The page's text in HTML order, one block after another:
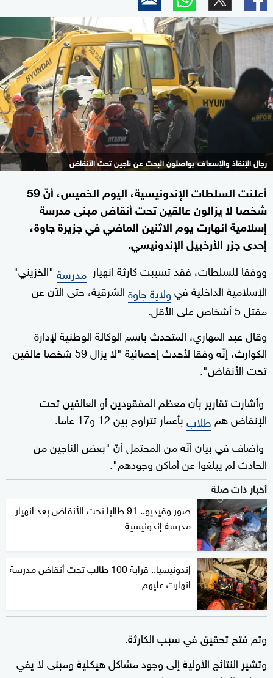
رجال الإنقاذ والإسعاف يواصلون البحث عن ناجين تحت الأنقاض
أعلنت السلطات الإندونيسية، اليوم الخميس، أنّ 59
شخصا لا يزالون عالقين تحت أنقاض مبنى مدرسة
إسلامية انهارت يوم الاثنين الماضي في جزيرة جاوة،
إحدى جزر الأرخبيل الإندونيسي.
ووفقا للسلطات، فقد تسببت كارثة انهيار مدرسة "الخزيني"
الإسلامية الداخلية فيولاية جاوةالشرقية، حتى الآن عن
مقتل 5 أشخاص على الأقل.
وقال عبد المهاري، المتحدث باسم الوكالة الوطنية لإدارة
الكوارث، إنّه وفقا لأحدث إحصائية "لا يزال 59 شخصا عالقين
تحت الأنقاض".
وأشارت تقارير بأن معظم المفقودين أو العالقين تحت
الإنقاض هم طلاببأعمار تتراوح بين 12 و17 عاما.
وأضاف في بيان أنّه من المحتمل أنّ "بعض الناجين من
الحادث لم يبلغوا عن أماكن وجودهم".
أخبار ذات صلة
صور وفيديو.. 91 طالبا تحت الأنقاض بعد انهيار
مدرسة إندونيسية
إندونيسيا.. قرابة 100 طالب تحت أنقاض مدرسة
انهارت عليهم
وتم فتح تحقيق في سبب الكارثة.
وتشير النتائج الأولية إلى وجود مشاكل هيكلية ومبنى لا يفي